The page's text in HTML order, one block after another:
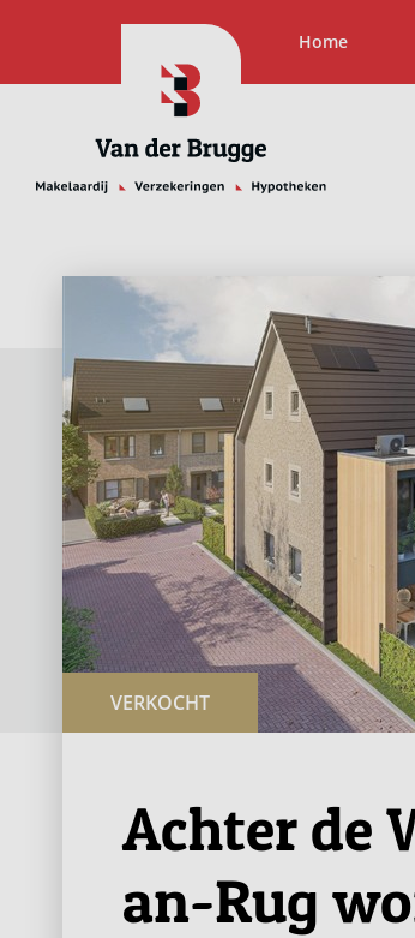
Home
VERKOCHT
Achter de
an-Rug